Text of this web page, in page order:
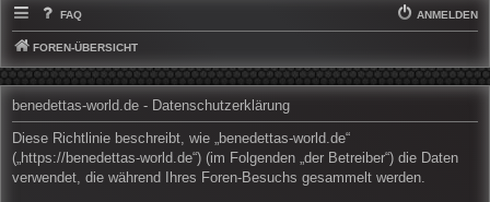
FAQ ANMELDEN
FOREN-ÜBERSICHT
benedettas-world.de - Datenschutzerklärung
Diese Richtlinie beschreibt, wie „benedettas-world.de“
(„https://benedettas-world.de“) (im Folgenden „der Betreiber“) die Daten
verwendet, die während Ihres Foren-Besuchs gesammelt werden.